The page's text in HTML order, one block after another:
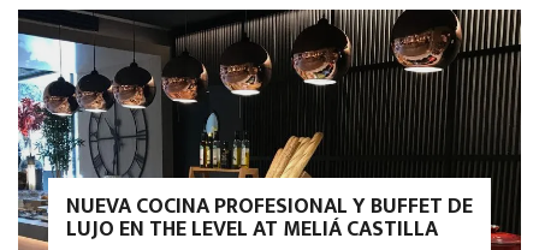
NUEVA COCINA PROFESIONAL Y BUFFET DE
LUJO EN THE LEVEL AT MELIÁ CASTILLA